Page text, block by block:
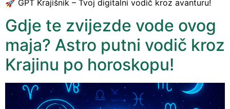
🚀 GPT Krajišnik – Tvoj digitalni vodič kroz avanturu!
Gdje te zvijezde vode ovog
maja? Astro putni vodič kroz
Krajinu po horoskopu!